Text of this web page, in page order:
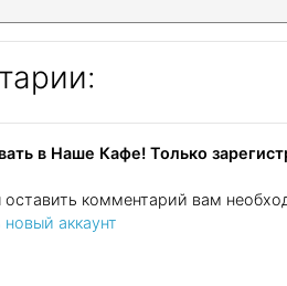
в Наше Кафе! Только
комментарий вам
новый аккаунт